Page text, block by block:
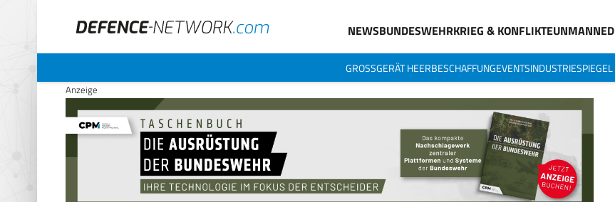
NEWSBUNDESWEHRKRIEG & KONFLIKTEUNMANNED
GROSSGERÄT HEERBESCHAFFUNGEVENTSINDUSTRIESPIEGEL
Anzeige